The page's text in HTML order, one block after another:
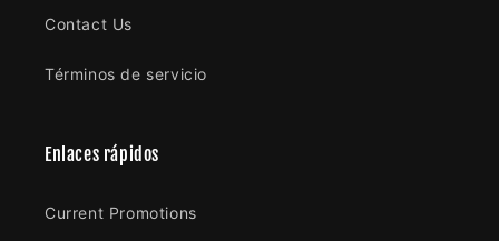
Contact Us
Términos de servicio
Enlaces rápidos
Current Promotions